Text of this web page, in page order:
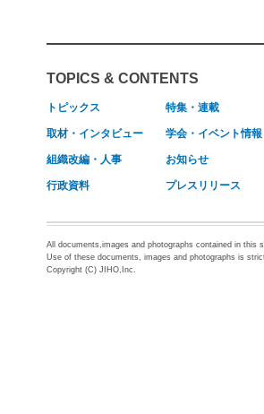
TOPICS & CONTENTS
トピックス 特集・連載
取材・インタビュー 学会・イベント情報
組織改編・人事 お知らせ
行政資料 プレスリリース
All documents,images and photographs contained in this
Use of these documents, images and photographs is
Copyright (C) JIHO,Inc.